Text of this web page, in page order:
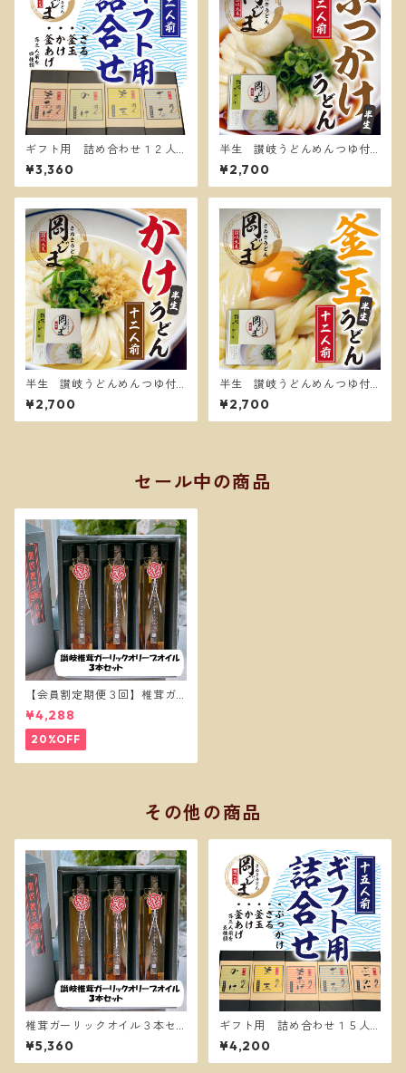
ギフト用 詰め合わせ１２人
前
¥3,360
半生 讃岐うどんめんつゆ付
き１２人前ぶっかけうどん
¥2,700
半生 讃岐うどんめんつゆ付
き１２人前かけうどん
¥2,700
半生 讃岐うどんめんつゆ付
き１２人前 釜玉うどん
¥2,700
セール中の商品
【会員割定期便３回】椎茸ガ
ーリックオイル３本セット
¥4,288
20%OFF
その他の商品
椎茸ガーリックオイル３本セ
ット
¥5,360
ギフト用 詰め合わせ１５人
前
¥4,200